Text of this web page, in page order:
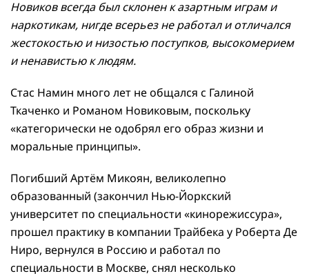
Новиков всегда был склонен к азартным играм и
наркотикам, нигде всерьез не работал и отличался
жестокостью и низостью поступков, высокомерием
и ненавистью к людям.
Стас Намин много лет не общался с Галиной
Ткаченко и Романом Новиковым, поскольку
«категорически не одобрял его образ жизни и
моральные принципы».
Погибший Артём Микоян, великолепно
образованный (закончил Нью-Йоркский
университет по специальности «кинорежиссура»,
прошел практику в компании Трайбека у Роберта Де
Ниро, вернулся в Россию и работал по
специальности в Москве, снял несколько